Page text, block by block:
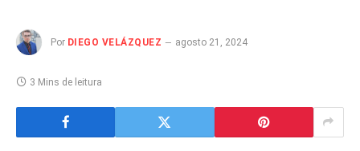
Por DIEGO VELÁZQUEZ agosto 21, 2024
3 Mins de leitura